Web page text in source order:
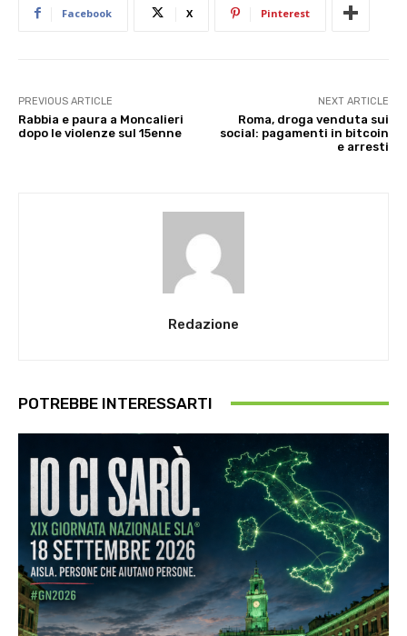
Facebook X Pinterest
PREVIOUS ARTICLE
Rabbia e paura a Moncalieri
dopo le violenze sul 15enne
NEXT ARTICLE
Roma, droga venduta sui
social: pagamenti in bitcoin
e arresti
Redazione
POTREBBE INTERESSARTI